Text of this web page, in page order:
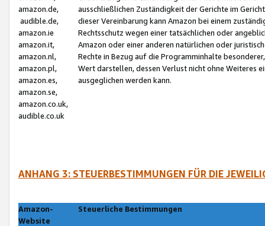
amazon.de,
audible.de,
amazon.ie
amazon.it,
amazon.nl,
amazon.pl,
amazon.es,
amazon.se,
amazon.co.uk,
audible.co.uk
ausschließlichen Zuständigkeit der Gerichte im
dieser Vereinbarung kann Amazon bei einem
Rechtsschutz wegen einer tatsächlichen oder
Amazon oder einer anderen natürlichen oder
Rechte in Bezug auf die Programminhalte
Wert darstellen, dessen Verlust nicht ohne Weiteres
ausgeglichen werden kann.
ANHANG 3: STEUERBESTIMMUNGEN FÜR DIE
Amazon-
Website
Steuerliche Bestimmungen